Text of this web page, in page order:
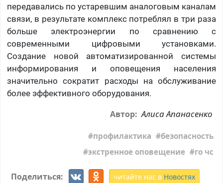
передавались по устаревшим аналоговым каналам
связи, в результате комплекс потреблял в три раза
больше электроэнергии по сравнению с
современными цифровыми установками.
Создание новой автоматизированной системы
информирования и оповещения населения
значительно сократит расходы на обслуживание
более эффективного оборудования.
Автор: Алиса Апанасенко
профилактика
безопасность
экстренное оповещение
го чс
Поделиться: читайте нас в Новостях